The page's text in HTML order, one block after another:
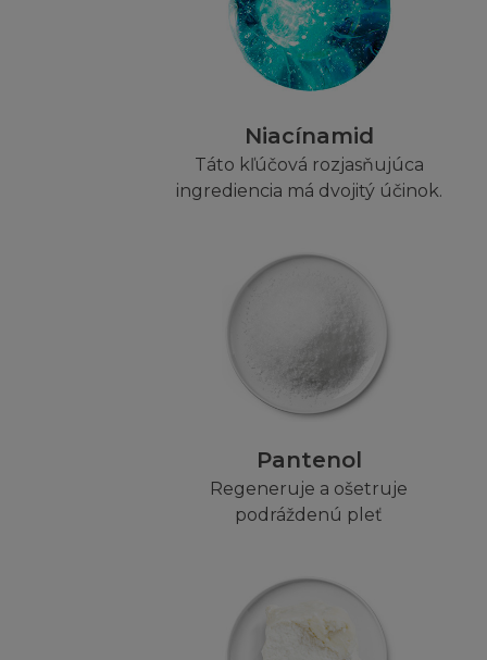
Niacínamid
Táto kľúčová rozjasňujúca
ingrediencia má dvojitý účinok.
Pantenol
Regeneruje a ošetruje
podráždenú pleť
V případě
nebude v
zvláštní, nepřímé,
jakoukoliv jinou
náhradě škody
MÍSTNÍ
zpřístupnění
připojit.
Firma L´Oréal
povoleny
vlastního popudu
ODŠKODNĚNÍ
jeho
soudní pře, kroky
dodavatelům